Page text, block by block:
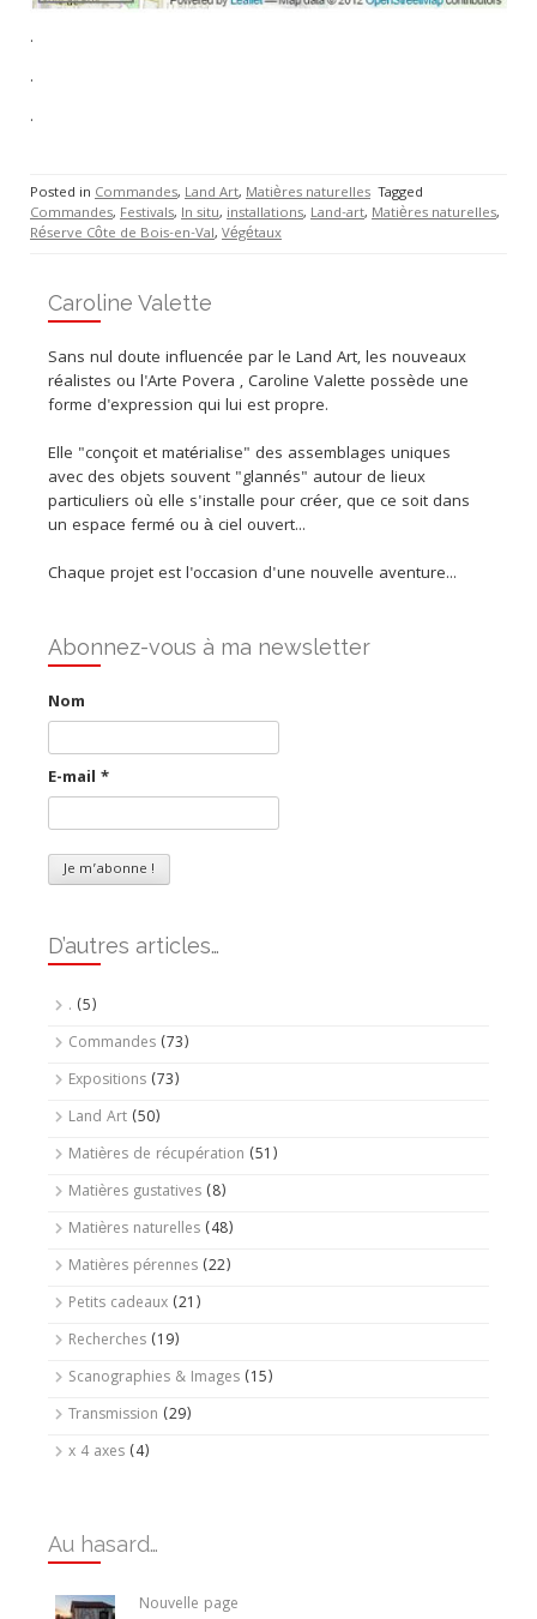
.
.
.
Posted in Commandes, Land Art, Matières naturelles Tagged
Commandes, Festivals, In situ, installations, Land-art, Matières naturelles,
Réserve Côte de Bois-en-Val, Végétaux
Caroline Valette
Sans nul doute influencée par le Land Art, les nouveaux
réalistes ou l'Arte Povera , Caroline Valette possède une
forme d'expression qui lui est propre.
Elle "conçoit et matérialise" des assemblages uniques
avec des objets souvent "glannés" autour de lieux
particuliers où elle s'installe pour créer, que ce soit dans
un espace fermé ou à ciel ouvert...
Chaque projet est l'occasion d'une nouvelle aventure...
Abonnez-vous à ma newsletter
Nom
E-mail *
D’autres articles…
. (5)
Commandes (73)
Expositions (73)
Land Art (50)
Matières de récupération (51)
Matières gustatives (8)
Matières naturelles (48)
Matières pérennes (22)
Petits cadeaux (21)
Recherches (19)
Scanographies & Images (15)
Transmission (29)
x 4 axes (4)
Au hasard…
Nouvelle page